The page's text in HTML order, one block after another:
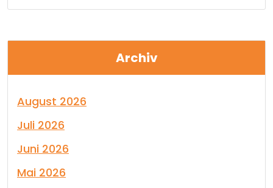
Archiv
August 2026
Juli 2026
Juni 2026
Mai 2026